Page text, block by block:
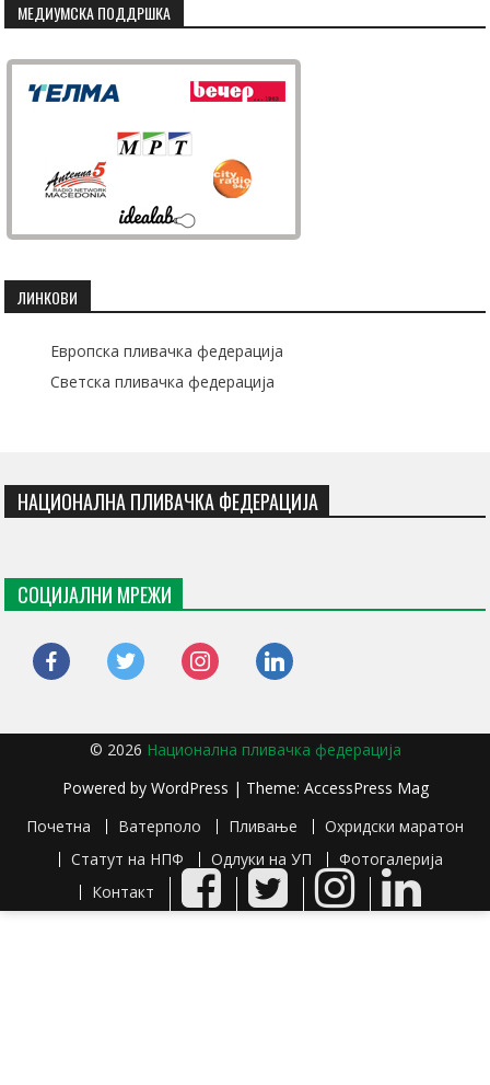
МЕДИУМСКА ПОДДРШКА
ЛИНКОВИ
Европска пливачка федерација
Светска пливачка федерација
НАЦИОНАЛНА ПЛИВАЧКА ФЕДЕРАЦИЈА
СОЦИЈАЛНИ МРЕЖИ
facebook twitter instagram linkedin
© 2026 Национална пливачка федерација
Powered by WordPress | Theme: AccessPress Mag
Почетна
Ватерполо Пливање
Охридски маратон
Статут на НПФ
Одлуки на УП
Фотогалерија
Контакт
Facebook Twitter InstagramLinkedIn